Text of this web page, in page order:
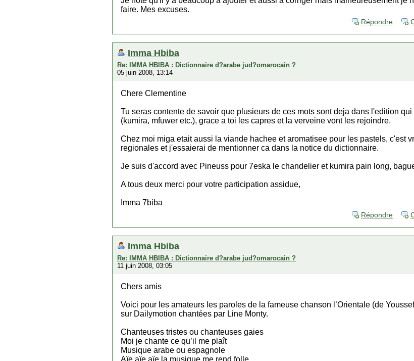
faire. Mes excuses.
Répondre
Imma Hbiba
Re: IMMA HBIBA : Dictionnaire d?arabe jud?omarocain ?
05 juin 2008, 13:14
Chere Clementine
Tu seras contente de savoir que plusieurs de ces mots sont deja dans l'edition
(kumira, mfuwer etc.), grace a toi les capres et la verveine vont les rejoindre.
Chez moi miga etait aussi la viande hachee et aromatisee pour les pastels, c'est
regionales et j'essaierai de mentionner ca dans la notice du dictionnaire.
Je suis d'accord avec Pineuss pour 7eska le chandelier et kumira pain long,
A tous deux merci pour votre participation assidue,
Imma 7biba
Répondre
Imma Hbiba
Re: IMMA HBIBA : Dictionnaire d?arabe jud?omarocain ?
11 juin 2008, 03:05
Chers amis
Voici pour les amateurs les paroles de la fameuse chanson l’Orientale (de
sur Dailymotion chantées par Line Monty.
Chanteuses tristes ou chanteuses gaies
Moi je chante ce qu’il me plaît
Musique arabe ou espagnole
Aïe aïe aïe la musique me rend folle